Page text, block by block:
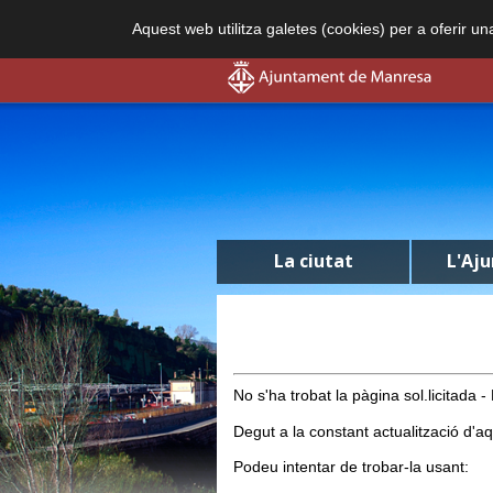
Aquest web utilitza galetes (cookies) per a oferir
La ciutat
No s'ha trobat la pàgina sol.licitada -
Degut a la constant actualització
Podeu intentar de trobar-la usant: